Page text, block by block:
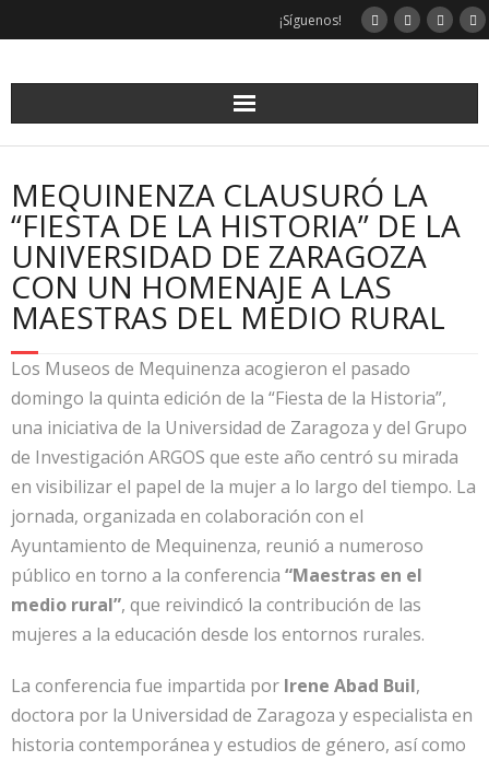
¡Síguenos!
MEQUINENZA CLAUSURÓ LA
“FIESTA DE LA HISTORIA” DE LA
UNIVERSIDAD DE ZARAGOZA
CON UN HOMENAJE A LAS
MAESTRAS DEL MEDIO RURAL
Los Museos de Mequinenza acogieron el pasado
domingo la quinta edición de la “Fiesta de la Historia”,
una iniciativa de la Universidad de Zaragoza y del Grupo
de Investigación ARGOS que este año centró su mirada
en visibilizar el papel de la mujer a lo largo del tiempo. La
jornada, organizada en colaboración con el
Ayuntamiento de Mequinenza, reunió a numeroso
público en torno a la conferencia “Maestras en el
medio rural”, que reivindicó la contribución de las
mujeres a la educación desde los entornos rurales.
La conferencia fue impartida por Irene Abad Buil,
doctora por la Universidad de Zaragoza y especialista en
historia contemporánea y estudios de género, así como